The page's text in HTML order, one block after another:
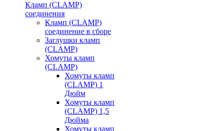
Кламп (CLAMP)
соединения
Кламп (CLAMP)
соединение в сборе
Заглушки кламп
(CLAMP)
Хомуты кламп
(CLAMP)
Хомуты кламп
(CLAMP) 1
Дюйм
Хомуты кламп
(CLAMP) 1,5
Дюйма
Хомуты кламп